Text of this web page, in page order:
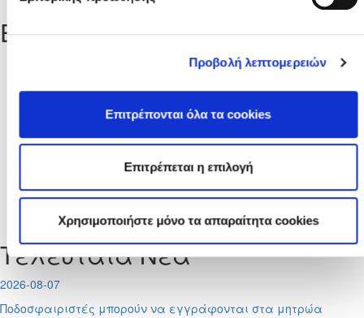
Προβολή λεπτομερειών
Επιτρέπονται όλα τα cookies
Επιτρέπεται η επιλογή
Χρησιμοποιήστε μόνο τα απαραίτητα cookies
Ειδήσεις
Τελευταία Νέα
2026-08-07
Ποδοσφαιριστές μπορούν να εγγράφονται στα μητρώα